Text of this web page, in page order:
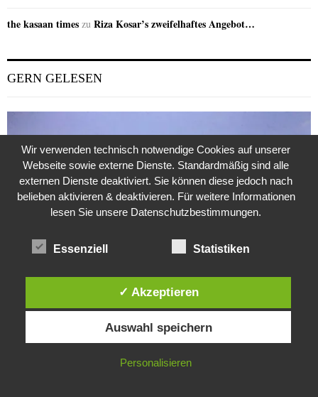
the kasaan times zu Riza Kosar’s zweifelhaftes Angebot…
GERN GELESEN
Jugoslavijo, dobar dan
24. Juli 2020 0
Diese Website verwendet Cookies. Durch die weitere Nutzung dieser
Website stimmst du der Verwendung von Cookies zu.
IN ORDNUNG
Wir verwenden technisch notwendige Cookies auf unserer
Webseite sowie externe Dienste. Standardmäßig sind alle
externen Dienste deaktiviert. Sie können diese jedoch nach
belieben aktivieren & deaktivieren. Für weitere Informationen
lesen Sie unsere Datenschutzbestimmungen.
Essenziell Statistiken
✓ Akzeptieren
Auswahl speichern
Personalisieren